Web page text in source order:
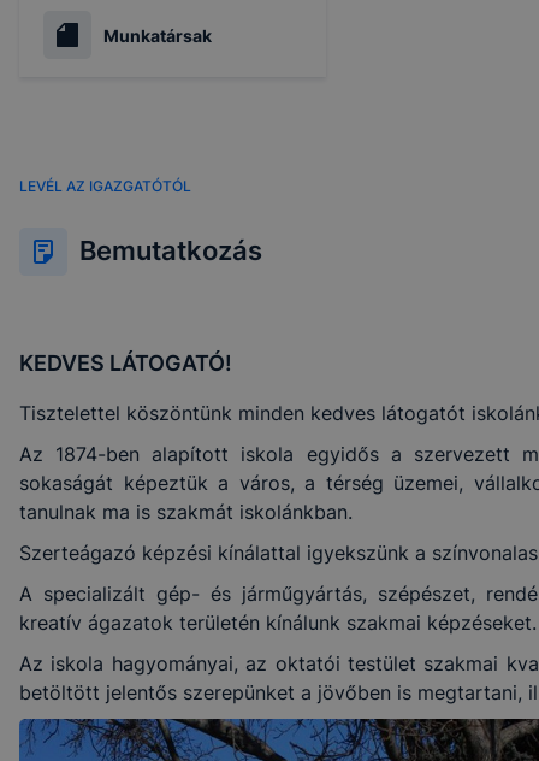
Munkatársak
LEVÉL AZ IGAZGATÓTÓL
Bemutatkozás
KEDVES LÁTOGATÓ!
Tisztelettel köszöntünk minden kedves látogatót
Az 1874-ben alapított iskola egyidős a szervezett
sokaságát képeztük a város, a térség üzemei,
tanulnak ma is szakmát iskolánkban.
Szerteágazó képzési kínálattal igyekszünk a
A specializált gép- és járműgyártás, szépészet,
kreatív ágazatok területén kínálunk szakmai képzéseket.
Az iskola hagyományai, az oktatói testület szakmai
betöltött jelentős szerepünket a jövőben is megtartani,